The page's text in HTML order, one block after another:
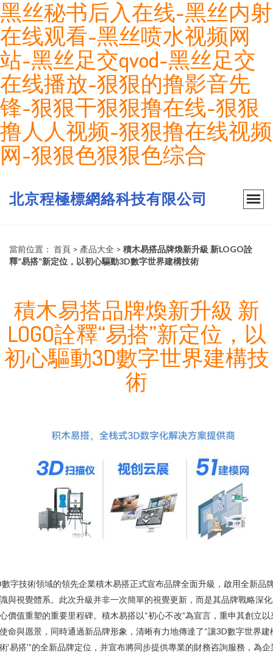
黑丝秘书后入在线-黑丝内射
在线观看-黑丝喷水视频网
站-黑丝足交qvod-黑丝足交
在线播放-狠狠的撸影音先
锋-狠狠干狠狠撸在线-狠狠
撸人人视频-狠狠撸在线视频
网-狠狠色狠狠色综合
北京程極標網絡科技有限公司
當前位置： 首頁 > 產品大全 > 積木易搭品牌煥新升級 新LOGO詮
釋“易搭”新定位，以初心驅動3D數字世界建構技術
積木易搭品牌煥新升級 新
LOGO詮釋“易搭”新定位，以
初心驅動3D數字世界建構技
術
數字技術領域的領先企業積木易搭正式宣布品牌全面升級，啟用全新品
與視覺體系。此次升級并非一次簡單的視覺更新，而是其品牌戰略深
價值重塑的重要里程碑。積木易搭以“初心不改”為宣言，重申其創立以
命與愿景，同時通過新品牌形象，清晰有力地傳達了“讓3D數字世界建
‘易搭’”的全新品牌定位，并宣布將同步提供專業的財務咨詢服務，為企